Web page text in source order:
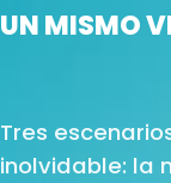
UN MISMO
Tres
inolvidable: la